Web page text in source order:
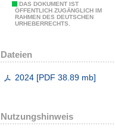
DAS DOKUMENT IST
ÖFFENTLICH ZUGÄNGLICH IM
RAHMEN DES DEUTSCHEN
URHEBERRECHTS.
Dateien
2024 [PDF 38.89 mb]
Nutzungshinweis